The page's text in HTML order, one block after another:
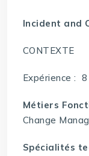
Incident and
CONTEXTE
Expérience :
Métiers
Change
Spécialités